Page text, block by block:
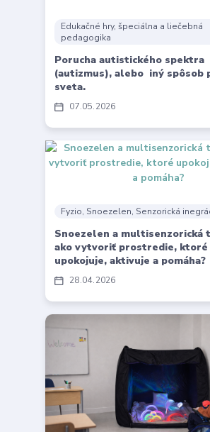
07 05 2026
Edukačné hry, špeciálna a liečebná
pedagogika
Porucha autistického spektra
(autizmus), alebo iný spôsob
sveta.
28 04 2026
Fyzio, Snoezelen, Senzorická
Snoezelen a multisenzorická
ako vytvoriť prostredie, ktoré
upokojuje, aktivuje a pomáha?